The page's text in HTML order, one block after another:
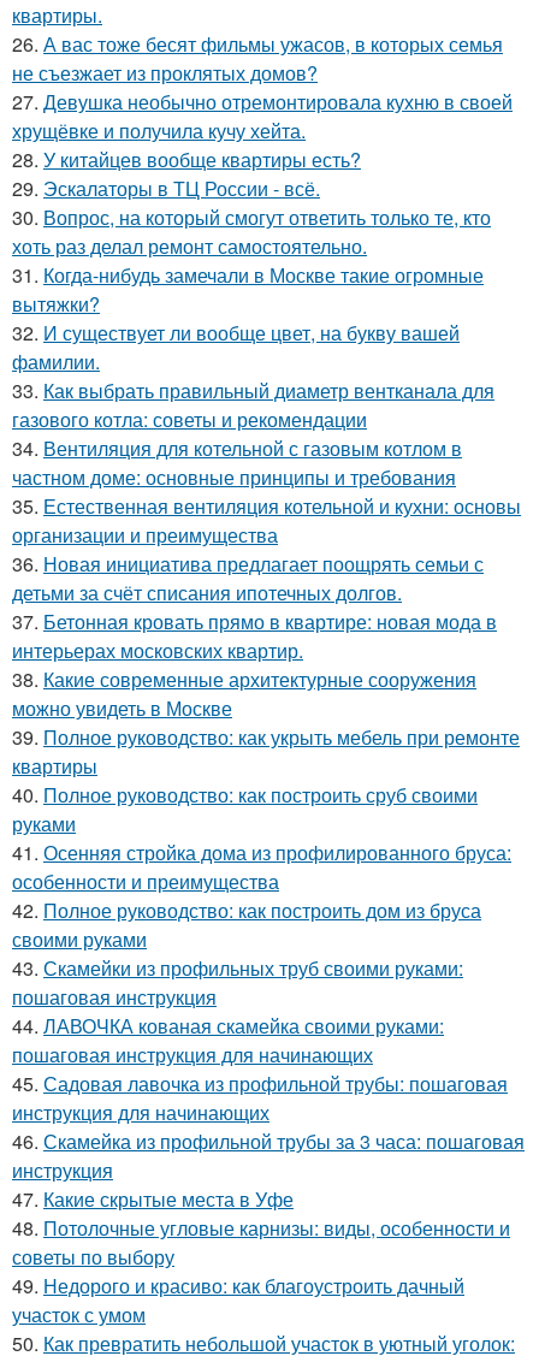
квартиры.
26. А вас тоже бесят фильмы ужасов, в которых семья
не съезжает из проклятых домов?
27. Девушка необычно отремонтировала кухню в своей
хрущёвке и получила кучу хейта.
28. У китайцев вообще квартиры есть?
29. Эскалаторы в ТЦ России - всё.
30. Вопрос, на который смогут ответить только те, кто
хоть раз делал ремонт самостоятельно.
31. Когда-нибудь замечали в Москве такие огромные
вытяжки?
32. И существует ли вообще цвет, на букву вашей
фамилии.
33. Как выбрать правильный диаметр вентканала для
газового котла: советы и рекомендации
34. Вентиляция для котельной с газовым котлом в
частном доме: основные принципы и требования
35. Естественная вентиляция котельной и кухни: основы
организации и преимущества
36. Новая инициатива предлагает поощрять семьи с
детьми за счёт списания ипотечных долгов.
37. Бетонная кровать прямо в квартире: новая мода в
интерьерах московских квартир.
38. Какие современные архитектурные сооружения
можно увидеть в Москве
39. Полное руководство: как укрыть мебель при ремонте
квартиры
40. Полное руководство: как построить сруб своими
руками
41. Осенняя стройка дома из профилированного бруса:
особенности и преимущества
42. Полное руководство: как построить дом из бруса
своими руками
43. Скамейки из профильных труб своими руками:
пошаговая инструкция
44. ЛАВОЧКА кованая скамейка своими руками:
пошаговая инструкция для начинающих
45. Садовая лавочка из профильной трубы: пошаговая
инструкция для начинающих
46. Скамейка из профильной трубы за 3 часа: пошаговая
инструкция
47. Какие скрытые места в Уфе
48. Потолочные угловые карнизы: виды, особенности и
советы по выбору
49. Недорого и красиво: как благоустроить дачный
участок с умом
50. Как превратить небольшой участок в уютный уголок: